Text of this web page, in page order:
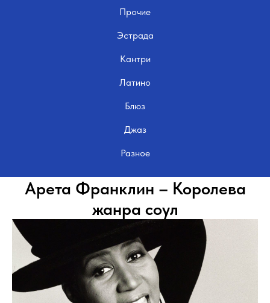
Прочие
Эстрада
Кантри
Латино
Блюз
Джаз
Разное
Арета Франклин – Королева
жанра соул